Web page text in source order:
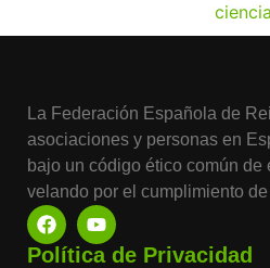
La Federación Española de
asociaciones y personas en
bajo un código ético común de
velando por el cumplimiento
Política de Privacidad